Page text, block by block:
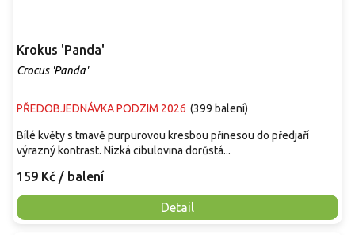
Krokus 'Panda'
Crocus 'Panda'
PŘEDOBJEDNÁVKA PODZIM 2026 (399 balení)
159 Kč / balení
Detail
Bílé květy s tmavě purpurovou kresbou přinesou do předjaří
výrazný kontrast. Nízká cibulovina dorůstá...